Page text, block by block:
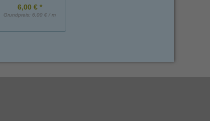
6,00 € *
Grundpreis: 6,00 € / m